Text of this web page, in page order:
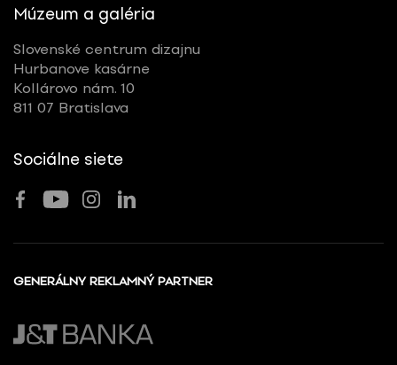
Múzeum a galéria
Slovenské centrum dizajnu
Hurbanove kasárne
Kollárovo nám. 10
811 07 Bratislava
Sociálne siete
GENERÁLNY REKLAMNÝ PARTNER